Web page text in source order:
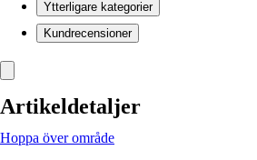
Ytterligare kategorier
Kundrecensioner
Artikeldetaljer
Hoppa över område